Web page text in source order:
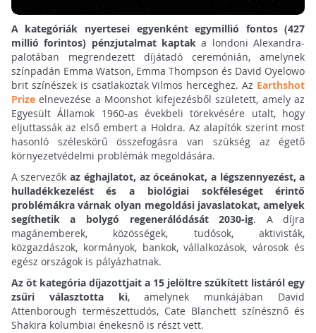
A kategóriák nyertesei egyenként egymillió fontos (427
millió forintos) pénzjutalmat kaptak a londoni Alexandra-
palotában megrendezett díjátadó ceremónián, amelynek
színpadán Emma Watson, Emma Thompson és David Oyelowo
brit színészek is csatlakoztak Vilmos herceghez. Az Earthshot
Prizeelnevezése a Moonshot kifejezésből született, amely az
Egyesült Államok 1960-as évekbeli törekvésére utalt, hogy
eljuttassák az első embert a Holdra. Az alapítók szerint most
hasonló széleskörű összefogásra van szükség az égető
környezetvédelmi problémák megoldására.
A szervezőkaz éghajlatot, az óceánokat, a légszennyezést, a
hulladékkezelést és a biológiai sokféleséget érintő
problémákra várnak olyan megoldási javaslatokat, amelyek
segíthetik a bolygó regenerálódását 2030-ig. A díjra
magánemberek, közösségek, tudósok, aktivisták,
közgazdászok, kormányok, bankok, vállalkozások, városok és
egész országok is pályázhatnak.
Az öt kategória díjazottjait a 15 jelöltre szűkített listáról egy
zsűri választotta ki, amelynek munkájában David
Attenborough természettudós, Cate Blanchett színésznő és
Shakira kolumbiai énekesnő is részt vett.